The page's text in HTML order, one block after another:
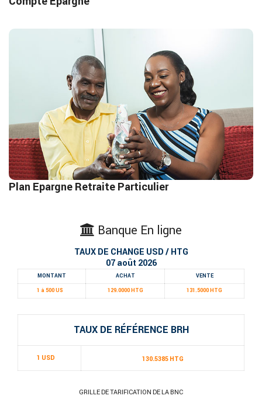
Plan Epargne Retraite Particulier
Le PERP est un contrat entre la BNC…
Lire Plus
Plan Epargne Retraite Particulier
Banque En ligne
TAUX DE CHANGE USD / HTG
07 août 2026
MONTANT ACHAT
VENTE
1 à 500 US
129.0000 HTG 131.5000 HTG
TAUX DE RÉFÉRENCE BRH
1 USD 130.5385 HTG
GRILLE DE TARIFICATION DE LA BNC